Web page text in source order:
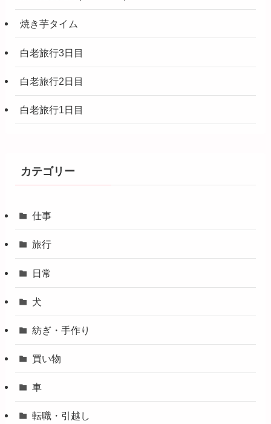
焼き芋タイム
白老旅行3日目
白老旅行2日目
白老旅行1日目
カテゴリー
仕事
旅行
日常
犬
紡ぎ・手作り
買い物
車
転職・引越し